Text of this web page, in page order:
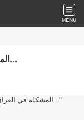
MENU
RT @anes1951: المشكلة في العراق...